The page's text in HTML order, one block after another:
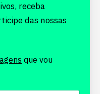
receba
das nossas
que vou